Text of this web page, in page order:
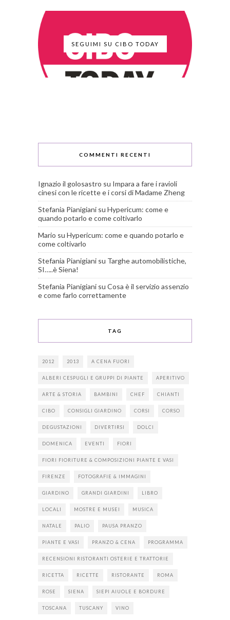
SEGUIMI SU CIBO TODAY
COMMENTI RECENTI
Ignazio il golosastro su Impara a fare i ravioli
cinesi con le ricette e i corsi di Madame Zheng
Stefania Pianigiani su Hypericum: come e
quando potarlo e come coltivarlo
Mario su Hypericum: come e quando potarlo e
come coltivarlo
Stefania Pianigiani su Targhe automobilistiche,
SI…..è Siena!
Stefania Pianigiani su Cosa è il servizio assenzio
e come farlo correttamente
TAG
2012 2013 A CENA FUORI
ALBERI CESPUGLI E GRUPPI DI PIANTE APERITIVO
ARTE & STORIA BAMBINI CHEF CHIANTI
CIBO CONSIGLI GIARDINO CORSI CORSO
DEGUSTAZIONI DIVERTIRSI DOLCI
DOMENICA EVENTI FIORI
FIORI FIORITURE & COMPOSIZIONI PIANTE E VASI
FIRENZE FOTOGRAFIE & IMMAGINI
GIARDINO GRANDI GIARDINI LIBRO
LOCALI MOSTRE E MUSEI MUSICA
NATALE PALIO PAUSA PRANZO
PIANTE E VASI PRANZO & CENA PROGRAMMA
RECENSIONI RISTORANTI OSTERIE E TRATTORIE
RICETTA RICETTE RISTORANTE ROMA
ROSE SIENA SIEPI AIUOLE E BORDURE
TOSCANA TUSCANY VINO